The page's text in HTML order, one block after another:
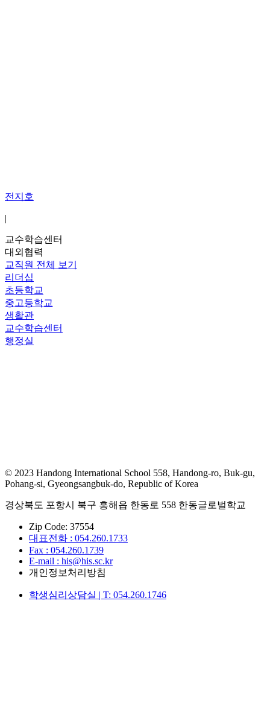
전지호
|
교수학습센터
대외협력
교직원 전체 보기
리더십
초등학교
중고등학교
생활관
교수학습센터
행정실
© 2023 Handong International School 558, Handong-ro, Buk-gu,
Pohang-si, Gyeongsangbuk-do, Republic of Korea
경상북도 포항시 북구 흥해읍 한동로 558 한동글로벌학교
Zip Code: 37554
대표전화 : 054.260.1733
Fax : 054.260.1739
E-mail : his@his.sc.kr
개인정보처리방침
학생심리상담실 | T: 054.260.1746